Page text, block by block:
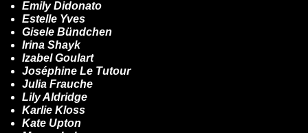
Emily Didonato
Estelle Yves
Gisele Bündchen
Irina Shayk
Izabel Goulart
Joséphine Le Tutour
Julia Frauche
Lily Aldridge
Karlie Kloss
Kate Upton